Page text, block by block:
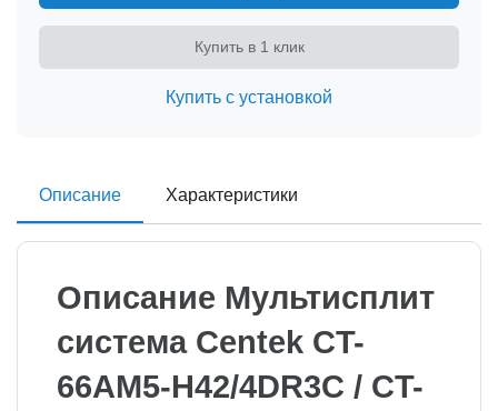
Купить в 1 клик
Купить с установкой
Описание Характеристики
Описание Мультисплит
система Centek CT-
66AM5-H42/4DR3C / CT-